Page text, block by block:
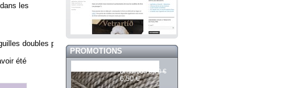
les
doubles pointes
été
PROMOTIONS
Driftwood 6,70 €
6,50 €